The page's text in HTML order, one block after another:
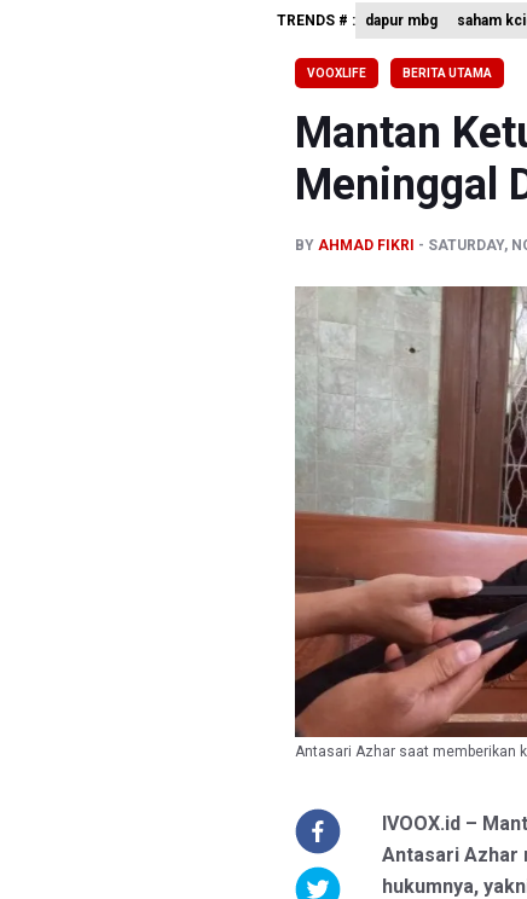
KPK
TRENDS # : dapur mbg saham
VOOXLIFE BERITA UTAMA
Mantan
Meninggal
BY AHMAD FIKRI SATURDAY,
Antasari Azhar saat memberikan
IVOOX.id –
Antasari Azhar
hukumnya,